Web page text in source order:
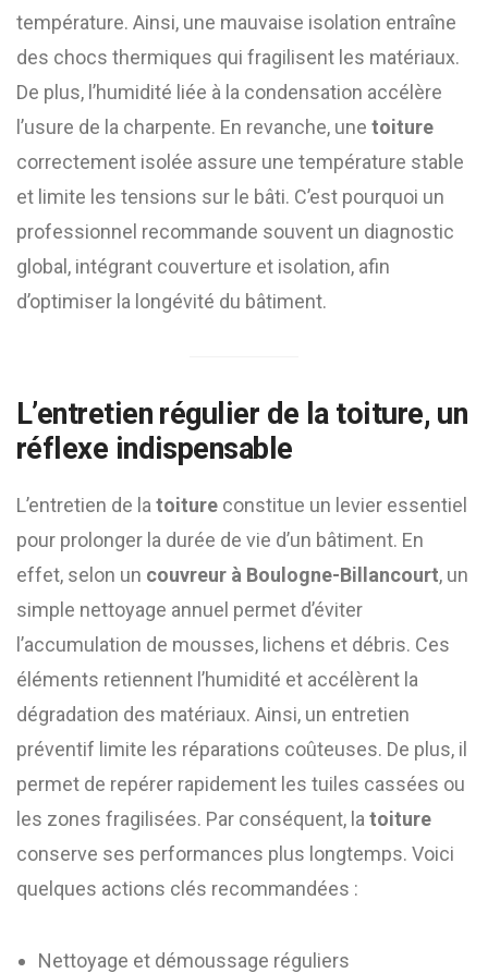
température. Ainsi, une mauvaise isolation entraîne
des chocs thermiques qui fragilisent les matériaux.
De plus, l’humidité liée à la condensation accélère
l’usure de la charpente. En revanche, une toiture
correctement isolée assure une température stable
et limite les tensions sur le bâti. C’est pourquoi un
professionnel recommande souvent un diagnostic
global, intégrant couverture et isolation, afin
d’optimiser la longévité du bâtiment.
L’entretien régulier de la toiture, un
réflexe indispensable
L’entretien de la toiture constitue un levier essentiel
pour prolonger la durée de vie d’un bâtiment. En
effet, selon un couvreur à Boulogne-Billancourt, un
simple nettoyage annuel permet d’éviter
l’accumulation de mousses, lichens et débris. Ces
éléments retiennent l’humidité et accélèrent la
dégradation des matériaux. Ainsi, un entretien
préventif limite les réparations coûteuses. De plus, il
permet de repérer rapidement les tuiles cassées ou
les zones fragilisées. Par conséquent, la toiture
conserve ses performances plus longtemps. Voici
quelques actions clés recommandées :
Nettoyage et démoussage réguliers